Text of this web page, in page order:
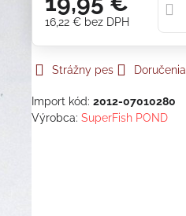
16,22 € bez DPH
Strážny pes Doručenia
Import kód:2012-07010280
Výrobca:SuperFish POND